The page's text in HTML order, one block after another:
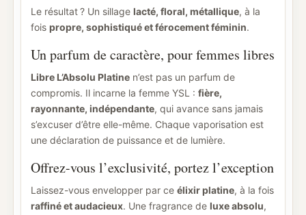
Le résultat ? Un sillage lacté, floral, métallique, à la
fois propre, sophistiqué et férocement féminin.
Un parfum de caractère, pour femmes libres
Libre L’Absolu Platine n’est pas un parfum de
compromis. Il incarne la femme YSL : fière,
rayonnante, indépendante, qui avance sans jamais
s’excuser d’être elle-même. Chaque vaporisation est
une déclaration de puissance et de lumière.
Offrez-vous l’exclusivité, portez l’exception
Laissez-vous envelopper par ce élixir platine, à la fois
raffiné et audacieux. Une fragrance de luxe absolu,